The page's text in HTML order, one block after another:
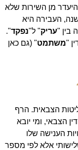
מן השירות שלא
העבירה היא
בין "עריק" ל"נפקד".
"משתמט" (גם כאן
הצבאית. הרף
הצבאי, ומי יובא
הענישה שלו
אלא לפי מספר